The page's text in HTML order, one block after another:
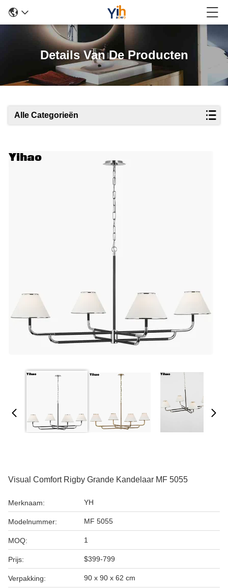
Details Van De Producten
Alle Categorieën
Visual Comfort Rigby Grande Kandelaar MF 5055
Merknaam: YH
Modelnummer: MF 5055
MOQ: 1
Prijs: $399-799
Verpakking: 90 x 90 x 62 cm